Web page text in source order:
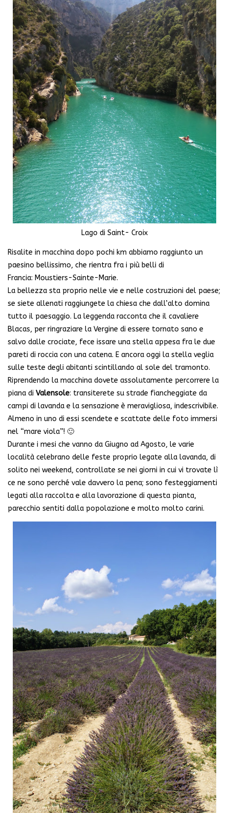
Lago di Saint- Croix
Risalite in macchina dopo pochi km abbiamo raggiunto un
paesino bellissimo, che rientra fra i più belli di
Francia: Moustiers-Sainte-Marie.
La bellezza sta proprio nelle vie e nelle costruzioni del paese;
se siete allenati raggiungete la chiesa che dall’alto domina
tutto il paesaggio. La leggenda racconta che il cavaliere
Blacas, per ringraziare la Vergine di essere tornato sano e
salvo dalle crociate, fece issare una stella appesa fra le due
pareti di roccia con una catena. E ancora oggi la stella veglia
sulle teste degli abitanti scintillando al sole del tramonto.
Riprendendo la macchina dovete assolutamente percorrere la
piana di Valensole: transiterete su strade fiancheggiate da
campi di lavanda e la sensazione è meravigliosa, indescrivibile.
Almeno in uno di essi scendete e scattate delle foto immersi
nel “mare viola”! 🙂
Durante i mesi che vanno da Giugno ad Agosto, le varie
località celebrano delle feste proprio legate alla lavanda, di
solito nei weekend, controllate se nei giorni in cui vi trovate lì
ce ne sono perché vale davvero la pena; sono festeggiamenti
legati alla raccolta e alla lavorazione di questa pianta,
parecchio sentiti dalla popolazione e molto molto carini.